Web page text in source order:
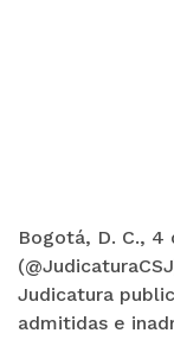
Bogotá, D. C., 4
Judicatura
admitidas e